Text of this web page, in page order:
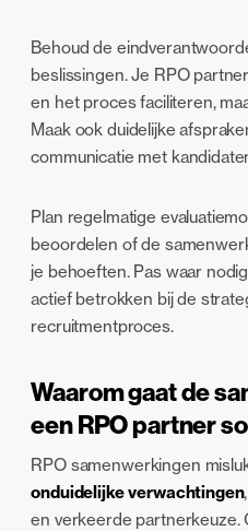
Behoud de
beslissingen. Je RPO
en het proces faciliteren,
Maak ook duidelijke
communicatie met
Plan regelmatige
beoordelen of de
je behoeften. Pas waar
actief betrokken bij de
recruitmentproces.
Waarom gaat de
een RPO partner
RPO samenwerkingen
onduidelijke verwachtingen
en verkeerde partnerkeuze.